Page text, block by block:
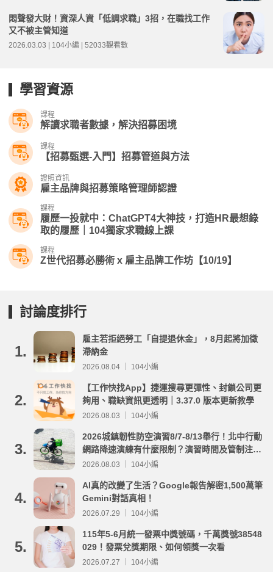
悶聲發大財！資深人資「低調求職」3招，在職找工作
又不被主管知道
2026.03.03 | 104小編 | 52033觀看數
學習資源
課程
解讀求職者數據，解決招募困境
課程
【招募甄選-入門】招募管道與方法
證照資訊
雇主品牌與招募策略管理師認證
課程
履歷一投就中：ChatGPT4大神技，打造HR最想錄
取的履歷｜104獨家求職線上課
課程
Z世代招募必勝術 x 雇主品牌工作坊【10/19】
討論度排行
1.
雇主若拒絕勞工「自提退休金」，8月起將加徵
滯納金
2026.08.04 ｜ 104小編
2.
【工作快找App】捷運搜尋更彈性、封鎖公司更
夠用、職缺資訊更透明｜3.37.0 版本更新教學
2026.08.03 ｜ 104小編
3.
2026城鎮韌性防空演習8/7-8/13舉行！北中行動
網路降速演練有什麼限制？演習時間及管制注意
事項整理
2026.08.03 ｜ 104小編
4.
AI真的改變了生活？Google報告解密1,500萬筆
Gemini對話真相！
2026.07.29 ｜ 104小編
5.
115年5-6月統一發票中獎號碼，千萬獎號38548
029！發票兌獎期限、如何領獎一次看
2026.07.27 ｜ 104小編